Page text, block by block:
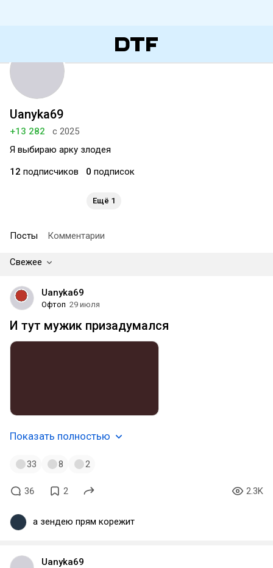
Uanyka69
+13 282
с 2025
Я выбираю арку злодея
12 подписчиков 0 подписок
Ещё 1
Посты Комментарии
Свежее
Uanyka69
Офтоп 29 июля
И тут мужик призадумался
Показать полностью
33 8 2
36 2 2.3K
а зендею прям корежит
Uanyka69